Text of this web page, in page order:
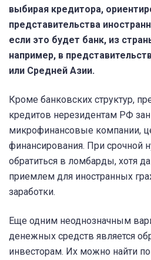
выбирая кредитора,
представительства
если это будет банк, из
например, в
или Средней Азии.
Кроме банковских структур,
кредитов нерезидентам РФ
микрофинансовые компании,
финансирования. При срочной
обратиться в ломбарды, хотя
приемлем для иностранных
заработки.
Еще одним неоднозначным
денежных средств является
инвесторам. Их можно найти по